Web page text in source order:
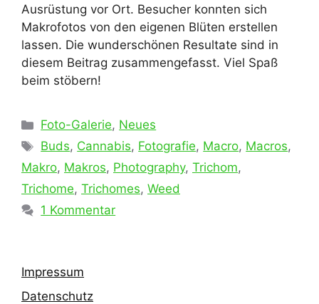
Ausrüstung vor Ort. Besucher konnten sich
Makrofotos von den eigenen Blüten erstellen
lassen. Die wunderschönen Resultate sind in
diesem Beitrag zusammengefasst. Viel Spaß
beim stöbern!
Kategorien
Foto-Galerie, Neues
Schlagwörter
Buds, Cannabis, Fotografie, Macro, Macros,
Makro, Makros, Photography, Trichom,
Trichome, Trichomes, Weed
1 Kommentar
Impressum
Datenschutz